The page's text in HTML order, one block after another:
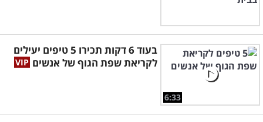
6:33
בעוד 6 דקות תכירו 5 טיפים יעילים
לקריאת שפת הגוף של אנשים